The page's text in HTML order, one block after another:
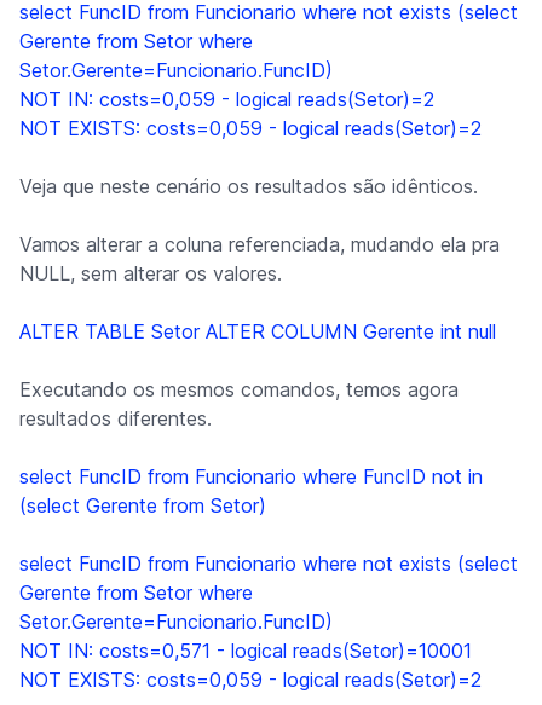
select FuncID from Funcionario where not exists (select
Gerente from Setor where
Setor.Gerente=Funcionario.FuncID)
NOT IN: costs=0,059 - logical reads(Setor)=2
NOT EXISTS: costs=0,059 - logical reads(Setor)=2
Veja que neste cenário os resultados são idênticos.
Vamos alterar a coluna referenciada, mudando ela pra
NULL, sem alterar os valores.
ALTER TABLE Setor ALTER COLUMN Gerente int null
Executando os mesmos comandos, temos agora
resultados diferentes.
select FuncID from Funcionario where FuncID not in
(select Gerente from Setor)
select FuncID from Funcionario where not exists (select
Gerente from Setor where
Setor.Gerente=Funcionario.FuncID)
NOT IN: costs=0,571 - logical reads(Setor)=10001
NOT EXISTS: costs=0,059 - logical reads(Setor)=2